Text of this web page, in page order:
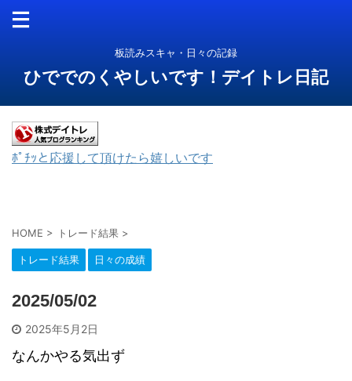
板読みスキャ・日々の記録
ひででのくやしいです！デイトレ日記
ﾎﾟﾁｯと応援して頂けたら嬉しいです
HOME > トレード結果 >
トレード結果 日々の成績
2025/05/02
2025年5月2日
なんかやる気出ず